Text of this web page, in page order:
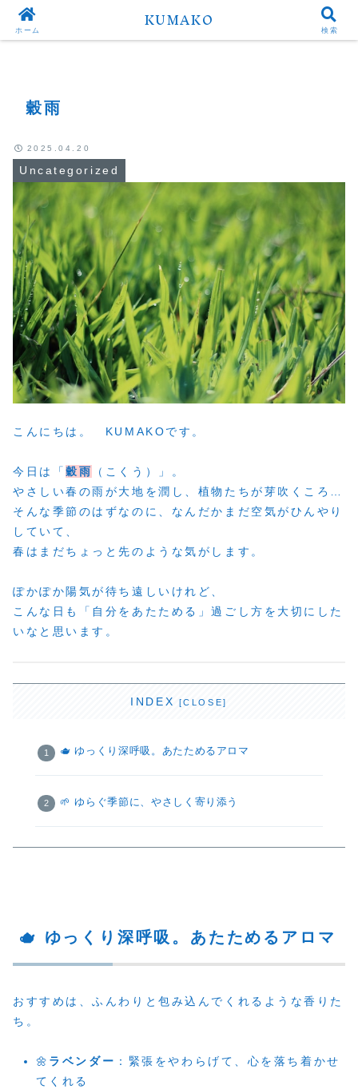
Uncategorized
穀雨
Uncategorized
2025.04.20
こんにちは。 KUMAKOです。
今日は「穀雨
（こくう）」。
やさしい春の雨が大地を潤し、植物たちが芽吹くころ…
そんな季節のはずなのに、なんだかまだ空気がひんやり
していて、
春はまだちょっと先のような気がします。
ぽかぽか陽気が待ち遠しいけれど、
こんな日も「自分をあたためる」過ごし方を大切にした
いなと思います。
INDEX
🫖 ゆっくり深呼吸。あたためるアロマ
🌱 ゆらぐ季節に、やさしく寄り添う
🫖 ゆっくり深呼吸。あたためるアロマ
おすすめは、ふんわりと包み込んでくれるような香りた
ち。
🌼 ラベンダー ：緊張をやわらげて、心を落ち着かせ
てくれる
ホーム KUMAKO 検索